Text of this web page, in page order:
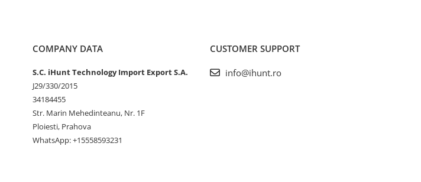
COMPANY DATA
S.C. iHunt Technology Import Export S.A.
J29/330/2015
34184455
Str. Marin Mehedinteanu, Nr. 1F
Ploiesti, Prahova
WhatsApp: +15558593231
CUSTOMER SUPPORT
info@ihunt.ro